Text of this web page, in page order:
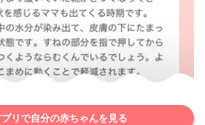
リで自分の赤ちゃんを見る